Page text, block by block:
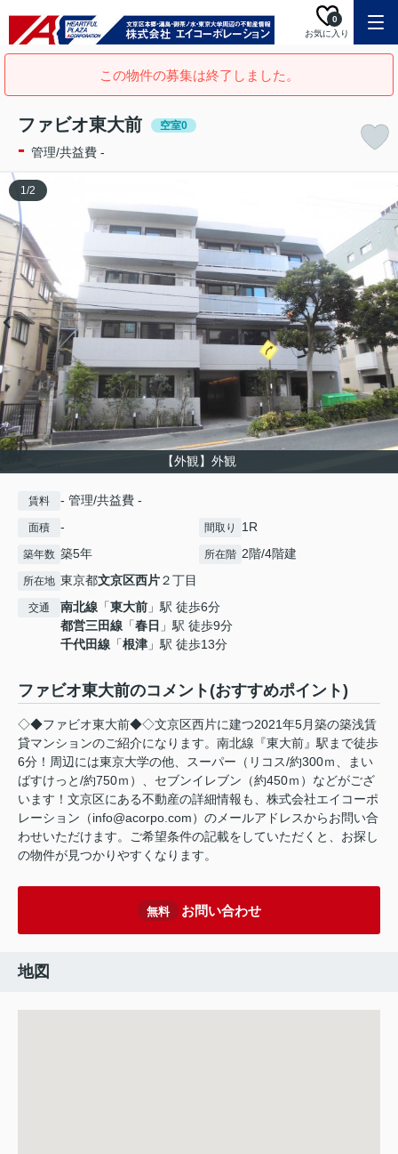
お気に入り
0
この物件の募集は終了しました。
ファビオ東大前 空室0
- 管理/共益費 -
【外観】外観
1/2
賃料 - 管理/共益費 -
面積 - 間取り 1R
築年数 築5年 所在階 2階/4階建
所在地 東京都文京区西片２丁目
交通 南北線 「東大前 」駅 徒歩6分
都営三田線 「春日 」駅 徒歩9分
千代田線 「根津 」駅 徒歩13分
ファビオ東大前のコメント(おすすめポイント)
◇◆ファビオ東大前◆◇文京区西片に建つ2021年5月築の築浅賃
貸マンションのご紹介になります。南北線『東大前』駅まで徒歩
6分！周辺には東京大学の他、スーパー（リコス/約300ｍ、まい
ばすけっと/約750ｍ）、セブンイレブン（約450ｍ）などがござ
います！文京区にある不動産の詳細情報も、株式会社エイコーポ
レーション（info@acorpo.com）のメールアドレスからお問い合
わせいただけます。ご希望条件の記載をしていただくと、お探し
の物件が見つかりやすくなります。
無料 お問い合わせ
地図